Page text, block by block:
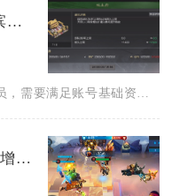
如何申请成为率土之滨国士会的会员
乱斗西游2的灵器能否增加暴击率